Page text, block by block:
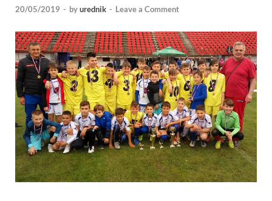
20/05/2019 - byurednik - Leave a Comment